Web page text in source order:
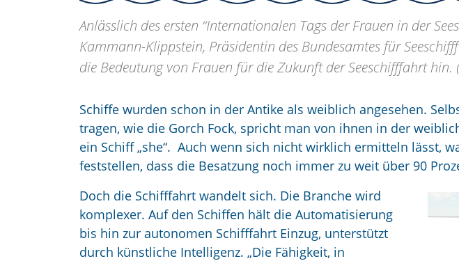
Anlässlich des ersten “Internationalen Tags der Frauen in der
Kammann-Klippstein, Präsidentin des Bundesamtes für
die Bedeutung von Frauen für die Zukunft der Seeschifffahrt hin.
Schiffe wurden schon in der Antike als weiblich angesehen.
tragen, wie die Gorch Fock, spricht man von ihnen in der
ein Schiff „she“. Auch wenn sich nicht wirklich ermitteln lässt,
feststellen, dass die Besatzung noch immer zu weit über 90
Doch die Schifffahrt wandelt sich. Die Branche wird
komplexer. Auf den Schiffen hält die Automatisierung
bis hin zur autonomen Schifffahrt Einzug, unterstützt
durch künstliche Intelligenz. „Die Fähigkeit, in